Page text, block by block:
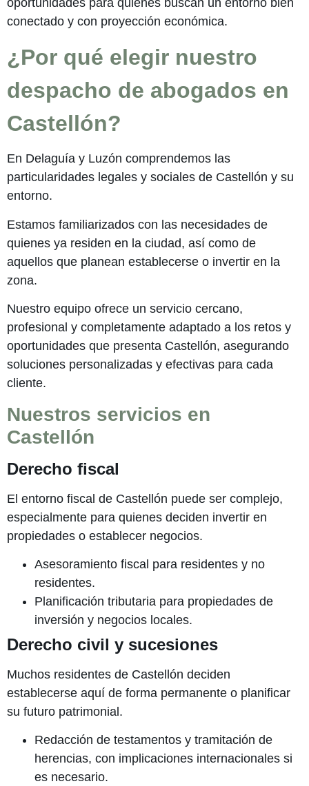
conectado y con proyección económica.
¿Por qué elegir nuestro
despacho de abogados en
Castellón?
En Delaguía y Luzón comprendemos las
particularidades legales y sociales de Castellón y su
entorno.
Estamos familiarizados con las necesidades de
quienes ya residen en la ciudad, así como de
aquellos que planean establecerse o invertir en la
zona.
Nuestro equipo ofrece un servicio cercano,
profesional y completamente adaptado a los retos y
oportunidades que presenta Castellón, asegurando
soluciones personalizadas y efectivas para cada
cliente.
Nuestros servicios en
Castellón
Derecho fiscal
El entorno fiscal de Castellón puede ser complejo,
especialmente para quienes deciden invertir en
propiedades o establecer negocios.
Asesoramiento fiscal para residentes y no
residentes.
Planificación tributaria para propiedades de
inversión y negocios locales.
Derecho civil y sucesiones
Muchos residentes de Castellón deciden
establecerse aquí de forma permanente o planificar
su futuro patrimonial.
Redacción de testamentos y tramitación de
herencias, con implicaciones internacionales si
es necesario.